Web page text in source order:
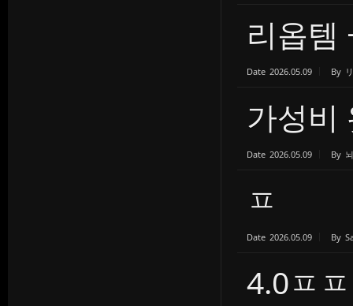
리옵템
Date 2026.05.09 By
가성비
Date 2026.05.09 By
ㅍ
Date 2026.05.09 By
4.0ㅍ